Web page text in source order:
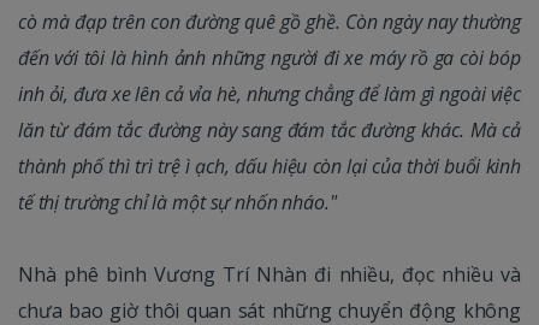
cò mà đạp trên con đường quê gồ ghề. Còn ngày nay thường
đến với tôi là hình ảnh những người đi xe máy rồ ga còi bóp
inh ỏi, đưa xe lên cả vỉa hè, nhưng chẳng để làm gì ngoài việc
lăn từ đám tắc đường này sang đám tắc đường khác. Mà cả
thành phố thì trì trệ ì ạch, dấu hiệu còn lại của thời buổi kinh
tế thị trường chỉ là một sự nhốn nháo."
Nhà phê bình Vương Trí Nhàn đi nhiều, đọc nhiều và
chưa bao giờ thôi quan sát những chuyển động không